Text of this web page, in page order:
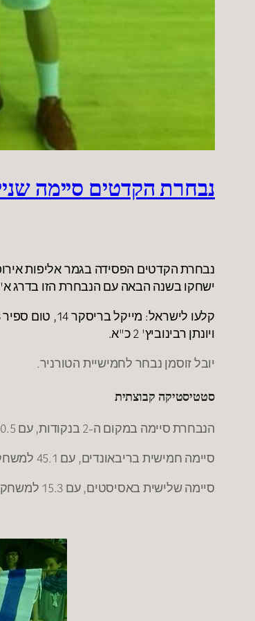
נבחרת הקדטים סיימה
ישחקו בשנה הבאה עם הנבחרת הזו בדרג
ויונתן רבינוביץ' 2 כ"א
.
יובל זוסמן נבחר לחמישיית הטורניר.
סטטיסטיקה קבוצתית
הנבחרת סיימה במקום ה-2 בנקודות, עם 80.5 נקודות למשחק.
סיימה חמישית בריבאונדים, עם 45.1 למשחק.
סיימה שלישית באסיסטים, עם 15.3 למשחק.